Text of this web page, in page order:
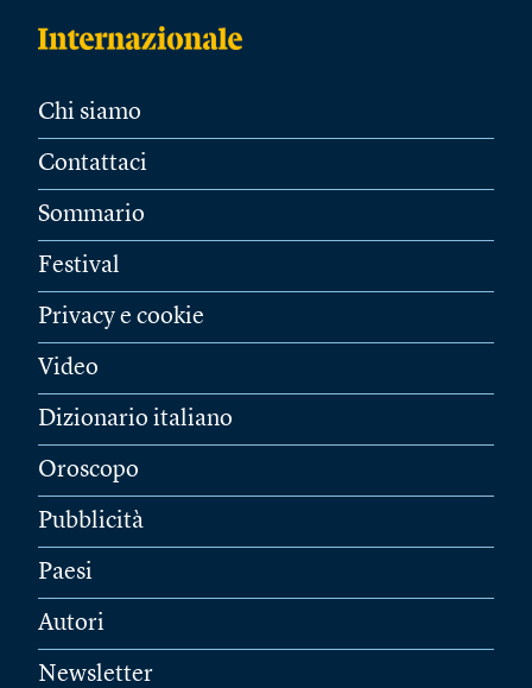
Chi siamo
Contattaci
Sommario
Festival
Privacy e cookie
Video
Dizionario italiano
Oroscopo
Pubblicità
Paesi
Autori
Newsletter